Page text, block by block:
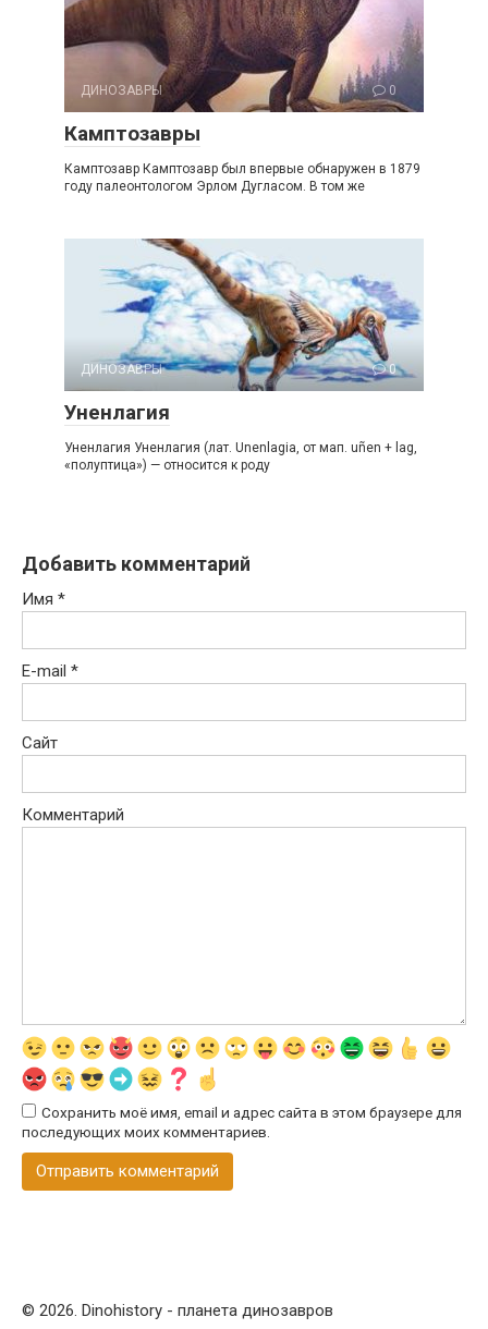
ДИНОЗАВРЫ 0
Камптозавры
Камптозавр Камптозавр был впервые обнаружен в 1879
году палеонтологом Эрлом Дугласом. В том же
ДИНОЗАВРЫ 0
Уненлагия
Уненлагия Уненлагия (лат. Unenlagia, от мап. uñen + lag,
«полуптица») — относится к роду
Добавить комментарий
Имя *
E-mail *
Сайт
Комментарий
Сохранить моё имя, email и адрес сайта в этом браузере для
последующих моих комментариев.
© 2026. Dinohistory - планета динозавров